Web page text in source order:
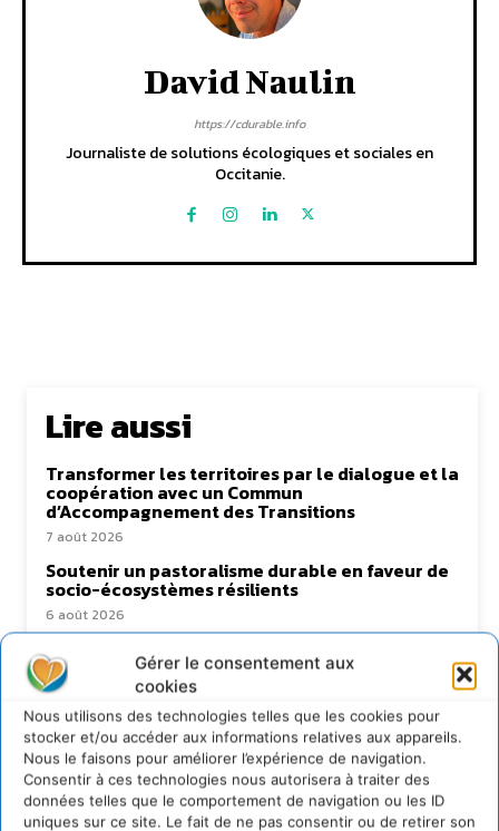
Gérer le consentement aux
cookies
Nous utilisons des technologies telles que les cookies pour
stocker et/ou accéder aux informations relatives aux appareils.
Nous le faisons pour améliorer l’expérience de navigation.
Consentir à ces technologies nous autorisera à traiter des
données telles que le comportement de navigation ou les ID
uniques sur ce site. Le fait de ne pas consentir ou de retirer son
David Naulin
https://cdurable.info
Journaliste de solutions écologiques et sociales en
Occitanie.
Lire aussi
Transformer les territoires par le dialogue et la
coopération avec un Commun
d’Accompagnement des Transitions
7 août 2026
Soutenir un pastoralisme durable en faveur de
socio-écosystèmes résilients
6 août 2026
S’inspirer de l’arbre pour un modèle
économique régénératif du vivant …
5 août 2026
IPBES : le « GIEC de la biodiversité » appelle les
entreprises à devenir des alliées du vivant
4 août 2026